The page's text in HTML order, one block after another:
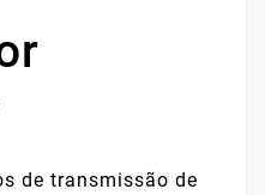
de transmissão de